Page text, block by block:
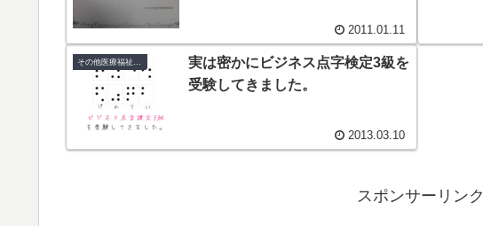
2011.01.11
その他医療福祉系検定・資格
実は密かにビジネス点字検定3級を
受験してきました。
2013.03.10
スポンサーリンク